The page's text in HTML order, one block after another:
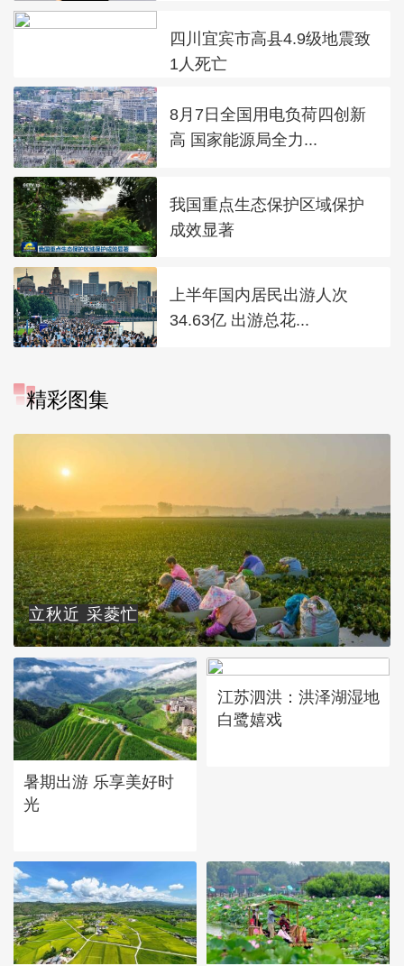
四川宜宾市高县4.9级地震致
1人死亡
8月7日全国用电负荷四创新
高 国家能源局全力...
我国重点生态保护区域保护
成效显著
上半年国内居民出游人次
34.63亿 出游总花...
精彩图集
立秋近 采菱忙
暑期出游 乐享美好时
光
江苏泗洪：洪泽湖湿地
白鹭嬉戏